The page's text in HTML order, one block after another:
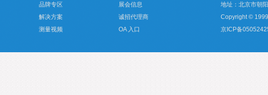
品牌专区
解决方案
测量视频
展会信息
诚招代理商
OA 入口
地址：北京市朝
Copyright ©
京ICP备